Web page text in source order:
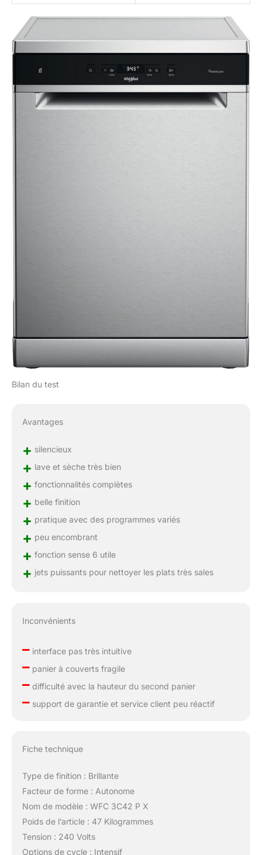
Bilan du test
Avantages
+ silencieux
+ lave et sèche très bien
+ fonctionnalités complètes
+ belle finition
+ pratique avec des programmes variés
+ peu encombrant
+ fonction sense 6 utile
+ jets puissants pour nettoyer les plats très sales
Inconvénients
–interface pas très intuitive
–panier à couverts fragile
–difficulté avec la hauteur du second panier
–support de garantie et service client peu réactif
Fiche technique
Type de finition : Brillante
Facteur de forme : Autonome
Nom de modèle : WFC 3C42 P X
Poids de l’article : 47 Kilogrammes
Tension : 240 Volts
Options de cycle : Intensif